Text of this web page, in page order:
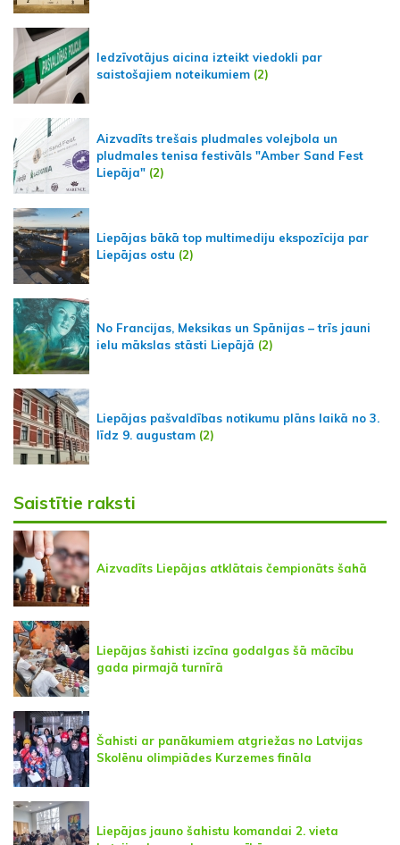
Iedzīvotājus aicina izteikt viedokli par
saistošajiem noteikumiem (2)
Aizvadīts trešais pludmales volejbola un
pludmales tenisa festivāls "Amber Sand Fest
Liepāja" (2)
Liepājas bākā top multimediju ekspozīcija par
Liepājas ostu (2)
No Francijas, Meksikas un Spānijas – trīs jauni
ielu mākslas stāsti Liepājā (2)
Liepājas pašvaldības notikumu plāns laikā no 3.
līdz 9. augustam (2)
Saistītie raksti
Aizvadīts Liepājas atklātais čempionāts šahā
Liepājas šahisti izcīna godalgas šā mācību
gada pirmajā turnīrā
Šahisti ar panākumiem atgriežas no Latvijas
Skolēnu olimpiādes Kurzemes fināla
Liepājas jauno šahistu komandai 2. vieta